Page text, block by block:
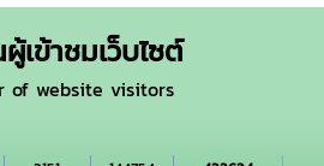
เข้าชมเว็บไซต์
of website visitors